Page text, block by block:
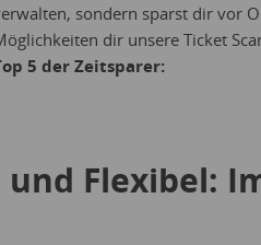
sondern sparst dir vor
dir unsere Ticket
5 der Zeitsparer:
und Flexibel: